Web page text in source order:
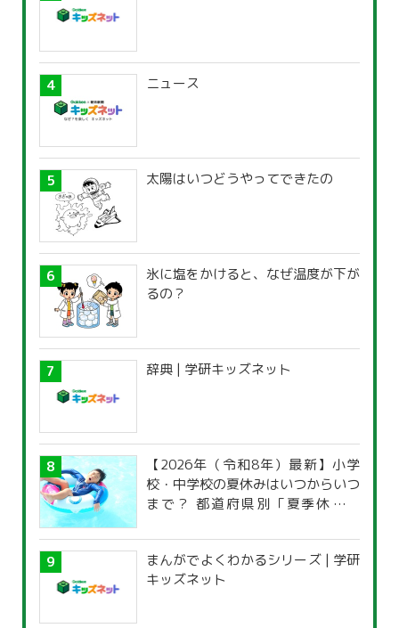
ニュース
太陽はいつどうやってできたの
氷に塩をかけると、なぜ温度が下が
るの？
辞典 | 学研キッズネット
【2026年（令和8年）最新】小学
校・中学校の夏休みはいつからいつ
まで？ 都道府県別「夏季休暇一
まんがでよくわかるシリーズ | 学研
キッズネット